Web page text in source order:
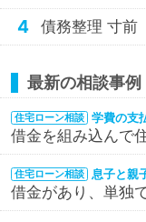
4 債務整理 寸前
最新の相談事例
住宅ローン相談 学費の支
借金を組み込んで
住宅ローン相談 息子と親
借金があり、単独